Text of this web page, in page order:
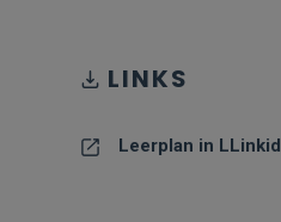
LINKS
Leerplan in LLinkid